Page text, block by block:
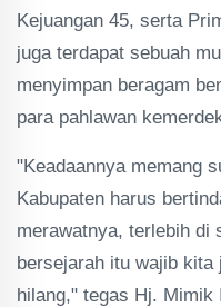
Kejuangan 45, serta
juga terdapat sebuah
menyimpan beragam
para pahlawan
"Keadaannya memang
Kabupaten harus
merawatnya, terlebih di
bersejarah itu wajib
hilang," tegas Hj. Mimik